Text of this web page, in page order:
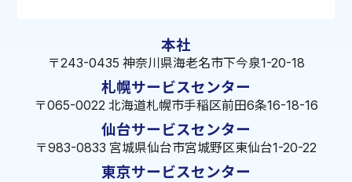
本社
〒243-0435 神奈川県海老名市下今泉1-20-18
札幌サービスセンター
〒065-0022 北海道札幌市手稲区前田6条16-18-16
仙台サービスセンター
〒983-0833 宮城県仙台市宮城野区東仙台1-20-22
東京サービスセンター